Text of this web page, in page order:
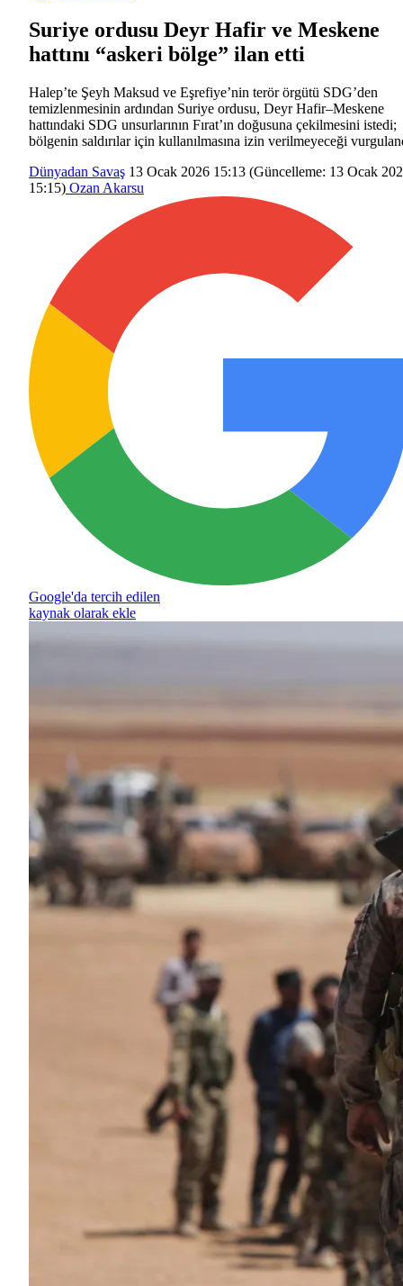
Suriye ordusu Deyr Hafir ve Meskene
hattını “askeri bölge” ilan etti
Halep’te Şeyh Maksud ve Eşrefiye’nin terör örgütü SDG’den
temizlenmesinin ardından Suriye ordusu, Deyr Hafir–Meskene
hattındaki SDG unsurlarının Fırat’ın doğusuna çekilmesini istedi;
bölgenin saldırılar için kullanılmasına izin verilmeyeceği
Dünyadan Savaş 13 Ocak 2026 15:13 (Güncelleme: 13 Ocak
15:15) Ozan Akarsu
Google'da tercih edilen
kaynak olarak ekle